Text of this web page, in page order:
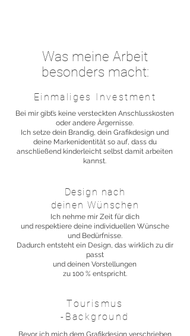
Was meine Arbeit
besonders macht:
Bei mir gibt’s keine versteckten Anschlusskosten
oder andere Ärgernisse.
Ich setze dein Brandig, dein Grafikdesign und
deine Markenidentität so auf, dass du
anschließend kinderleicht selbst damit arbeiten
kannst.
Einmaliges Investment
Ich nehme mir Zeit für dich
und respektiere deine individuellen Wünsche
und Bedürfnisse.
Dadurch entsteht ein Design, das wirklich zu dir
passt
und deinen Vorstellungen
zu 100 % entspricht.
Design nach
deinen Wünschen
Bevor ich mich dem Grafikdesign verschrieben
Tourismus
-Background